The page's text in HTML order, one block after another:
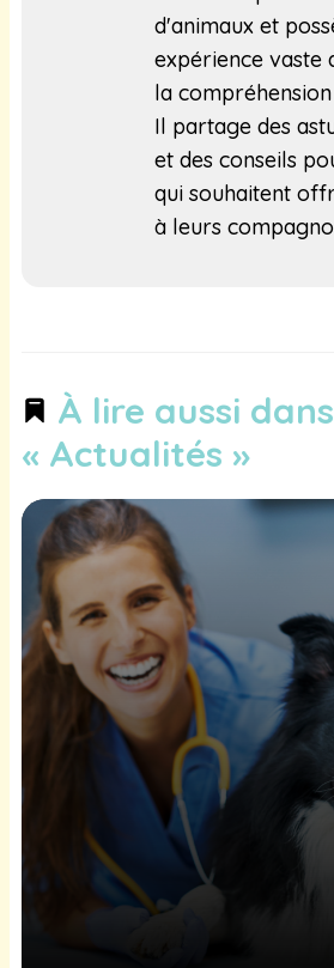
d'animaux et
expérience vaste
la compréhension
Il partage des
et des conseils
qui souhaitent
à leurs
À lire aussi dans
« Actualités »